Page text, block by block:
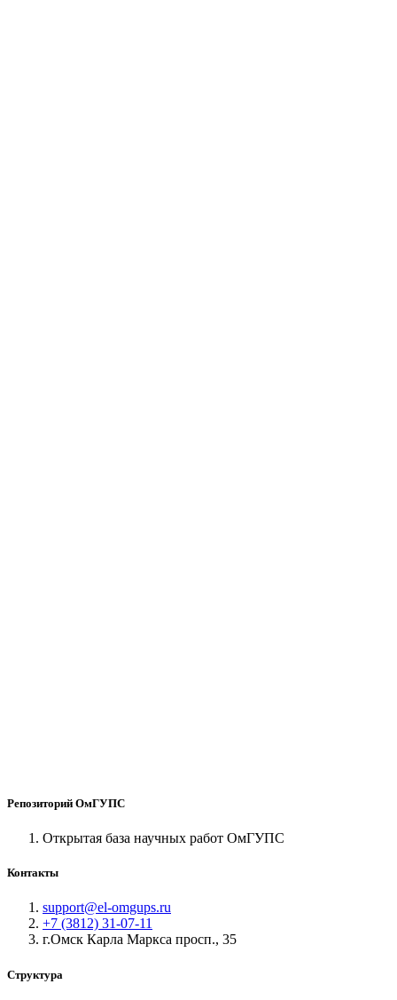
Репозиторий ОмГУПС
Открытая база научных работ ОмГУПС
Контакты
support@el-omgups.ru
+7 (3812) 31-07-11
г.Омск Карла Маркса просп., 35
Структура